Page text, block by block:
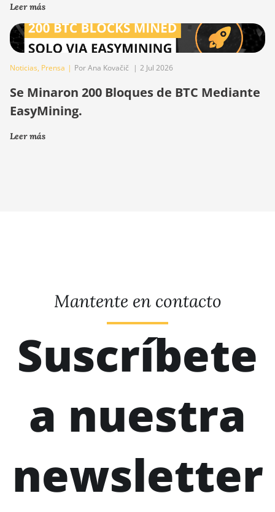
Leer más
Noticias, Prensa | Por Ana Kovačič | 2 Jul 2026
Se Minaron 200 Bloques de BTC Mediante
EasyMining.
Leer más
Mantente en contacto
Suscríbete
a nuestra
newsletter